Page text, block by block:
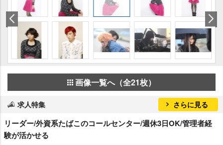
画像一覧へ（全21枚）
求人特集 さらに見る
リーダー/外資系たばこのコールセンター/週休3日OK/管理者経
験が活かせる